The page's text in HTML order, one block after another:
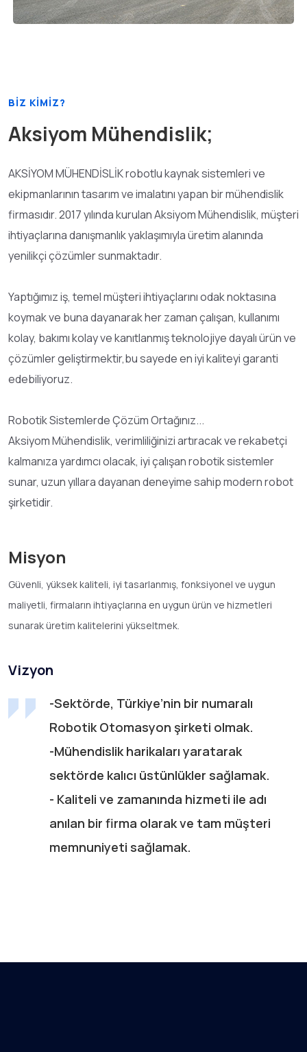
BİZ KİMİZ?
Aksiyom Mühendislik;
AKSİYOM MÜHENDİSLİK robotlu kaynak sistemleri ve
ekipmanlarının tasarım ve imalatını yapan bir mühendislik
firmasıdır. 2017 yılında kurulan Aksiyom Mühendislik, müşteri
ihtiyaçlarına danışmanlık yaklaşımıyla üretim alanında
yenilikçi çözümler sunmaktadır.
Yaptığımız iş, temel müşteri ihtiyaçlarını odak noktasına
koymak ve buna dayanarak her zaman çalışan, kullanımı
kolay, bakımı kolay ve kanıtlanmış teknolojiye dayalı ürün ve
çözümler geliştirmektir,bu sayede en iyi kaliteyi garanti
edebiliyoruz.
Robotik Sistemlerde Çözüm Ortağınız...
Aksiyom Mühendislik, verimliliğinizi artıracak ve rekabetçi
kalmanıza yardımcı olacak, iyi çalışan robotik sistemler
sunar, uzun yıllara dayanan deneyime sahip modern robot
şirketidir.
Misyon
Güvenli, yüksek kaliteli, iyi tasarlanmış, fonksiyonel ve uygun
maliyetli, firmaların ihtiyaçlarına en uygun ürün ve hizmetleri
sunarak üretim kalitelerini yükseltmek.
Vizyon
-Sektörde, Türkiye’nin bir numaralı
Robotik Otomasyon şirketi olmak.
-Mühendislik harikaları yaratarak
sektörde kalıcı üstünlükler sağlamak.
- Kaliteli ve zamanında hizmeti ile adı
anılan bir firma olarak ve tam müşteri
memnuniyeti sağlamak.